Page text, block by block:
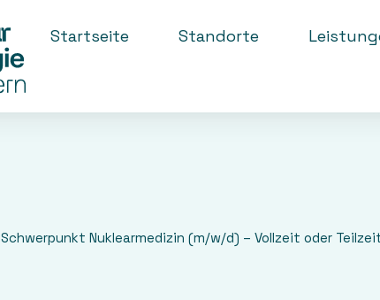
Startseite Standorte
Schwerpunkt Nuklearmedizin (m/w/d) – Vollzeit oder